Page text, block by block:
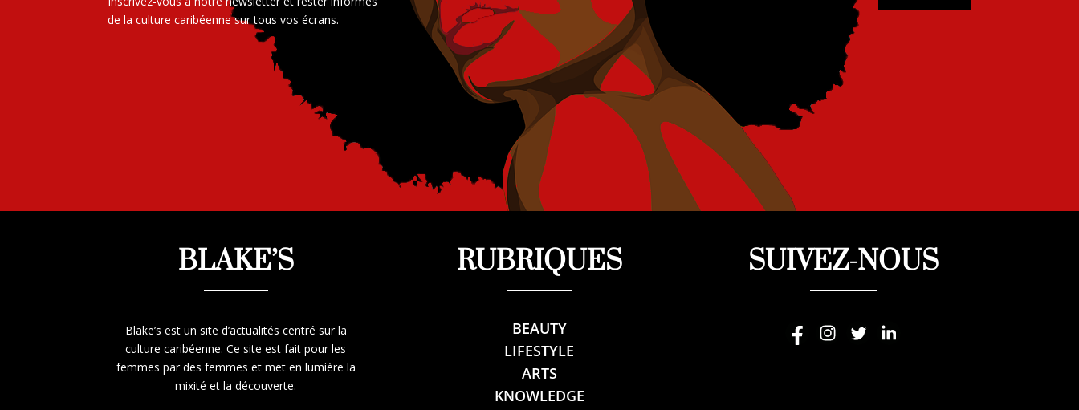
de la culture caribéenne sur tous vos écrans.
BLAKE’S
Blake’s est un site d’actualités centré sur la
culture caribéenne. Ce site est fait pour les
femmes par des femmes et met en lumière la
mixité et la découverte.
RUBRIQUES
BEAUTY
LIFESTYLE
ARTS
KNOWLEDGE
SUIVEZ-NOUS